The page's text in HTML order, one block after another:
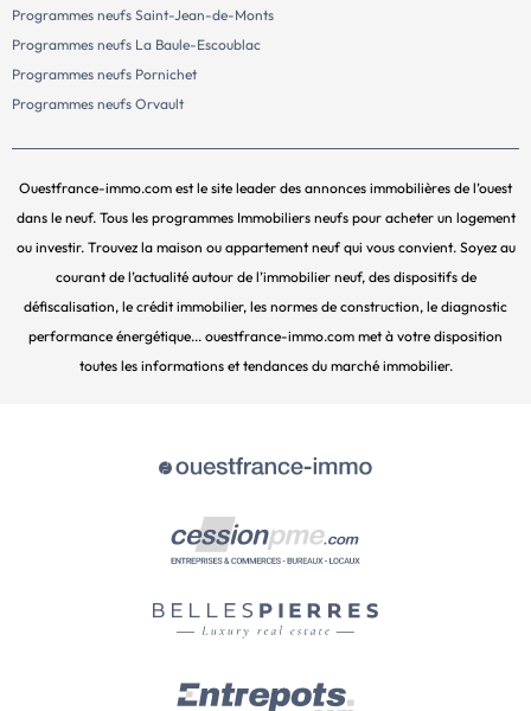
Programmes neufs Saint-Jean-de-Monts
Programmes neufs La Baule-Escoublac
Programmes neufs Pornichet
Programmes neufs Orvault
Ouestfrance-immo.com est le site leader des annonces immobilières de l’ouest
dans le neuf. Tous les programmes Immobiliers neufs pour acheter un logement
ou investir. Trouvez la maison ou appartement neuf qui vous convient. Soyez au
courant de l’actualité autour de l’immobilier neuf, des dispositifs de
défiscalisation, le crédit immobilier, les normes de construction, le diagnostic
performance énergétique... ouestfrance-immo.com met à votre disposition
toutes les informations et tendances du marché immobilier.